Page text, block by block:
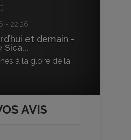
- 22:26
et demain -
à la gloire de la
AVIS